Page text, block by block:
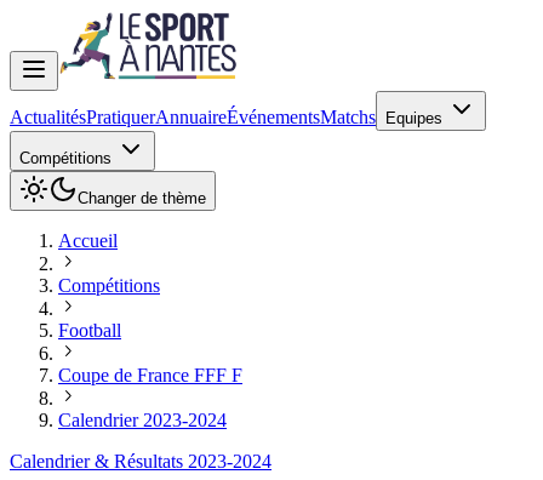
ActualitésPratiquerAnnuaireÉvénementsMatchs Equipes
Compétitions
Changer de thème
Accueil
Compétitions
Football
Coupe de France FFF F
Calendrier 2023-2024
Calendrier & Résultats 2023-2024